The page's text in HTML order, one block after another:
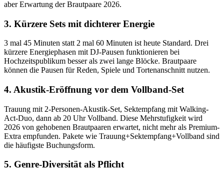
aber Erwartung der Brautpaare 2026.
3. Kürzere Sets mit dichterer Energie
3 mal 45 Minuten statt 2 mal 60 Minuten ist heute Standard. Drei
kürzere Energiephasen mit DJ-Pausen funktionieren bei
Hochzeitspublikum besser als zwei lange Blöcke. Brautpaare
können die Pausen für Reden, Spiele und Tortenanschnitt nutzen.
4. Akustik-Eröffnung vor dem Vollband-Set
Trauung mit 2-Personen-Akustik-Set, Sektempfang mit Walking-
Act-Duo, dann ab 20 Uhr Vollband. Diese Mehrstufigkeit wird
2026 von gehobenen Brautpaaren erwartet, nicht mehr als Premium-
Extra empfunden. Pakete wie Trauung+Sektempfang+Vollband sind
die häufigste Buchungsform.
5. Genre-Diversität als Pflicht